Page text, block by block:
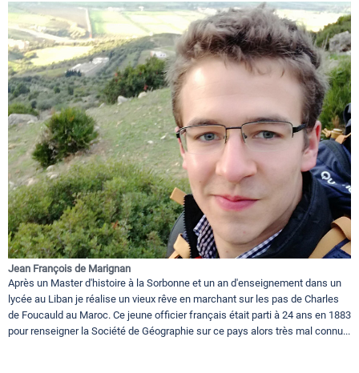
Jean François de Marignan
Après un Master d'histoire à la Sorbonne et un an d'enseignement dans un
lycée au Liban je réalise un vieux rêve en marchant sur les pas de Charles
de Foucauld au Maroc. Ce jeune officier français était parti à 24 ans en 1883
pour renseigner la Société de Géographie sur ce pays alors très mal connu...